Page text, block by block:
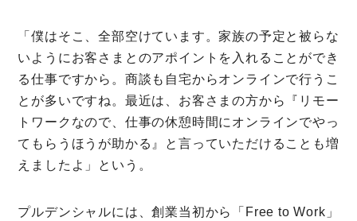
「僕はそこ、全部空けています。家族の予定と被らな
いようにお客さまとのアポイントを入れることができ
る仕事ですから。商談も自宅からオンラインで行うこ
とが多いですね。最近は、お客さまの方から『リモー
トワークなので、仕事の休憩時間にオンラインでやっ
てもらうほうが助かる』と言っていただけることも増
えましたよ」という。
プルデンシャルには、創業当初から「Free to Work」